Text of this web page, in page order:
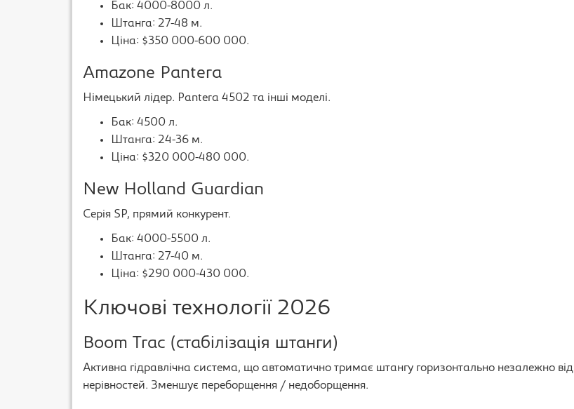
Бак: 4000-8000 л.
Штанга: 27-48 м.
Ціна: $350 000-600 000.
Amazone Pantera
Німецький лідер. Pantera 4502 та інші моделі.
Бак: 4500 л.
Штанга: 24-36 м.
Ціна: $320 000-480 000.
New Holland Guardian
Серія SP, прямий конкурент.
Бак: 4000-5500 л.
Штанга: 27-40 м.
Ціна: $290 000-430 000.
Ключові технології 2026
Boom Trac (стабілізація штанги)
Активна гідравлічна система, що автоматично тримає штангу горизонтально незалежно від
нерівностей. Зменшує переборщення / недоборщення.